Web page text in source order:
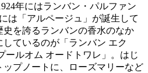
年にはランバン・パルファン
は「アルページュ」が誕生して
を誇るランバンの香水のなか
ているのが「ランバン エク
ールオム オードトワレ」。はじ
プノートに、ローズマリーなど